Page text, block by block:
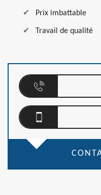
Prix imbattable
Travail de qualité